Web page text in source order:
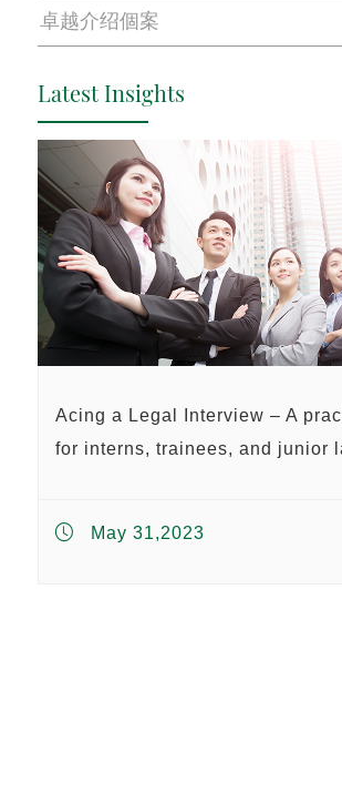
卓越介绍個案
Latest Insights
Acing a Legal Interview – A
for interns, trainees, and junior
May 31,2023